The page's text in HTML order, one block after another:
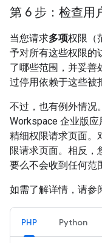
第 6 步：检查用
当您请求多项权限（
予对所有这些权限的
了哪些范围，并妥善
过停用依赖于这些被
不过，也有例外情况
Workspace 企业版
精细权限请求页面。
限请求页面。相反，
要么不会收到任何范
如需了解详情，请参
PHP Python